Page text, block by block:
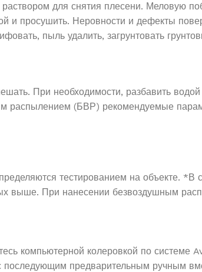
для снятия плесени. Меловую
и просушить. Неровности и дефекты
пыль удалить, загрунтовать
При необходимости, разбавить
распылением (БВР) рекомендуемые
тестированием на объекте.
выше. При нанесении безвоздушным
компьютерной колеровкой по
последующим предварительным ручным